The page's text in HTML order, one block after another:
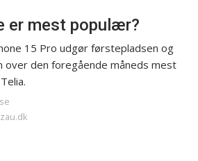
er mest populær?
15 Pro udgør førstepladsen og
over den foregående måneds mest